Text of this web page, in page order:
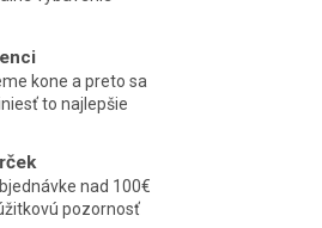
kone a preto sa
to najlepšie
nad 100€
pozornosť